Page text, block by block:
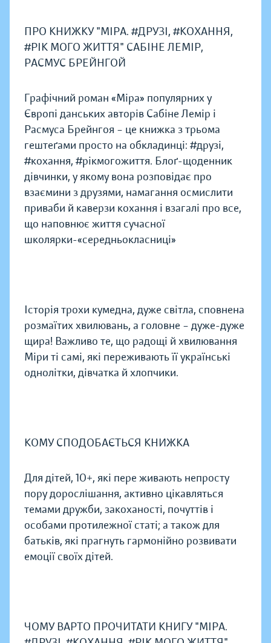
ПРО КНИЖКУ "МІРА. #ДРУЗІ, #КОХАННЯ,
#РІК МОГО ЖИТТЯ" САБІНЕ ЛЕМІР,
РАСМУС БРЕЙНГОЙ
Графічний роман «Міра» популярних у
Європі данських авторів Сабіне Лемір і
Расмуса Брейнгоя – це книжка з трьома
гештеґами просто на обкладинці: #друзі,
#кохання, #рікмогожиття. Блоґ-щоденник
дівчинки, у якому вона розповідає про
взаємини з друзями, намагання осмислити
приваби й каверзи кохання і взагалі про все,
що наповнює життя сучасної
школярки-«середньокласниці»
Історія трохи кумедна, дуже світла, сповнена
розмаїтих хвилювань, а головне – дуже-дуже
щира! Важливо те, що радощі й хвилювання
Міри ті самі, які переживають її українські
однолітки, дівчатка й хлопчики.
КОМУ СПОДОБАЄТЬСЯ КНИЖКА
Для дітей, 10+, які пере живають непросту
пору дорослішання, активно цікавляться
темами дружби, закоханості, почуттів і
особами протилежної статі; а також для
батьків, які прагнуть гармонійно розвивати
емоції своїх дітей.
ЧОМУ ВАРТО ПРОЧИТАТИ КНИГУ "МІРА.